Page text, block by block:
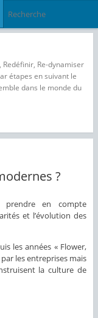
Re-dynamiser
étapes en suivant le
dans le monde du
?
prendre en compte
et l’évolution des
les années « Flower,
les entreprises mais
la culture de